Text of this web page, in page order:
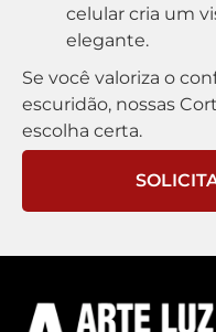
celular cria um
elegante.
Se você valoriza o
escuridão, nossas
escolha certa.